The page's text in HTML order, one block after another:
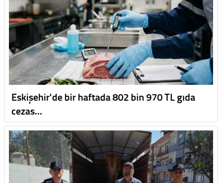
Eskişehir'de bir haftada 802 bin 970 TL gıda
cezas…